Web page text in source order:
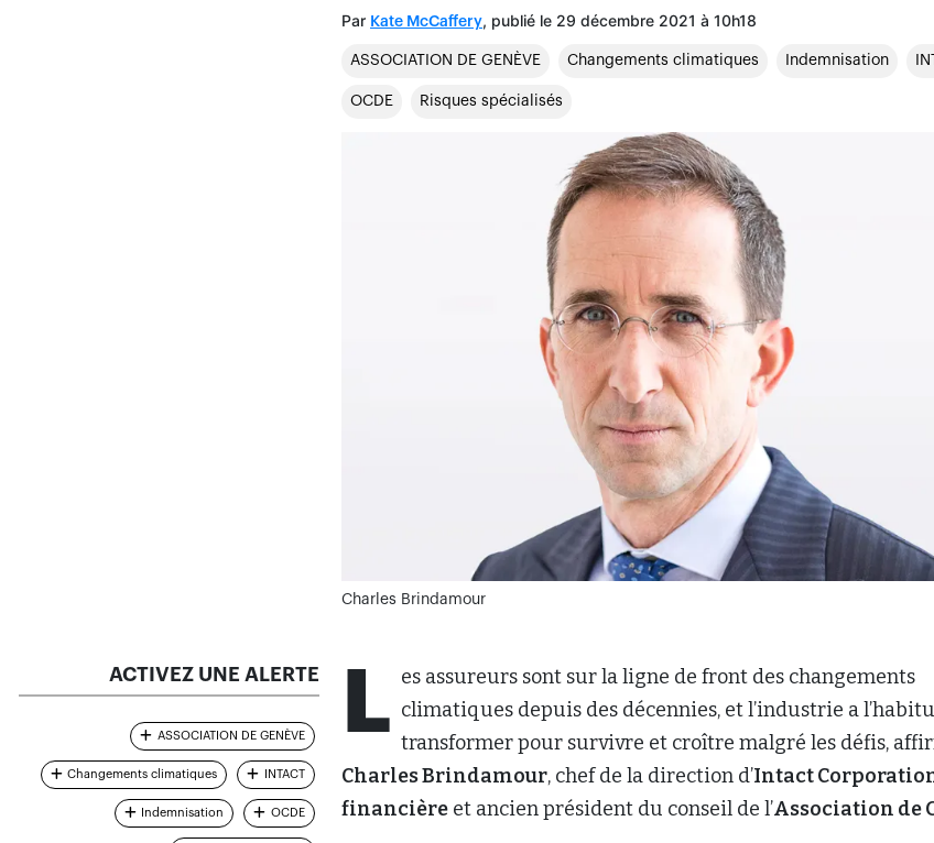
Par Kate McCaffery, publié le 29 décembre 2021 à 10h18
ASSOCIATION DE GENÈVE Changements climatiques Indemnisation
OCDE Risques spécialisés
Charles Brindamour
L es assureurs sont sur la ligne de front des changements
climatiques depuis des décennies, et l’industrie a
transformer pour survivre et croître malgré les défis,
Charles Brindamour, chef de la direction d’Intact
financière et ancien président du conseil de l’Association de
ACTIVEZ UNE ALERTE
ASSOCIATION DE GENÈVE
Changements climatiques INTACT
Indemnisation OCDE